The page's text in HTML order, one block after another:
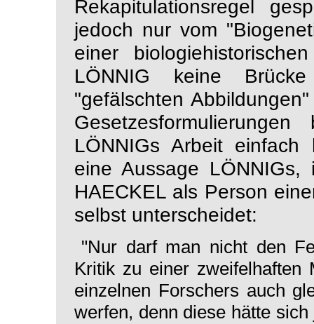
Rekapitulationsregel
jedoch nur vom
einer
LÖNNIG keine
"gefälschten
LÖNNIGs Arbeit einfach
eine Aussage
HAECKEL als Person
selbst unterscheidet:
"Nur darf man nicht den
Kritik zu einer zweifelhaften
einzelnen Forschers auch
werfen, denn diese hätte